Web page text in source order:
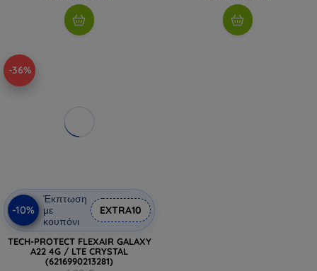
-36%
-10%
Έκπτωση
με
κουπόνι
EXTRA10
TECH-PROTECT FLEXAIR GALAXY
A22 4G / LTE CRYSTAL
(6216990213281)